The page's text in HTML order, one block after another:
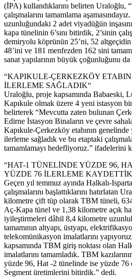
(İPA) kullandıklarını belirten Uraloğlu,
çalışmalarını tamamlama
uzunluğundaki 2 adet viyadüğün
kapa tünelinin 6’sını bitirdik, 2’sinin
demiryolu köprünün 25’ni, 52 altgeçidin
48’ini ve 181 menfezden 162 sini
sanat yapılarının büyük çoğunluğunu
“KAPIKULE-ÇERKEZKÖY
İLERLEME SAĞLADIK“
Uraloğlu, proje kapsamında Babaeski,
Kapıkule olmak üzere 4 yeni istasyon
belirterek “Mevcutta zaten bulunan
Edirne İstasyon Binaların ve çevre
Kapıkule-Çerkezköy etabının
ilerleme sağladık ve bu etaptaki
tamamlamayı hedefliyoruz.” ifadelerini
“HAT-1 TÜNELİNDE YÜZDE 96,
YÜZDE 76 İLERLEME
Geçen yıl temmuz ayında Halkalı-
çalışmalarını başlattıklarını hatırlatan
kilometre çift tüp olarak TBM tüneli,
Aç-Kapa tünel ve 1,38 kilometre açık
iyileştirmeleri dâhil 8,4 kilometre
tamamının altyapı, üstyapı,
telekomünikasyon imalatlarını
kapsamında TBM giriş noktası olan
imalatlarını tamamladık. TBM
yüzde 96, Hat -2 tünelinde ise yüzde 76
Segment üretimlerini bitirdik.” dedi.